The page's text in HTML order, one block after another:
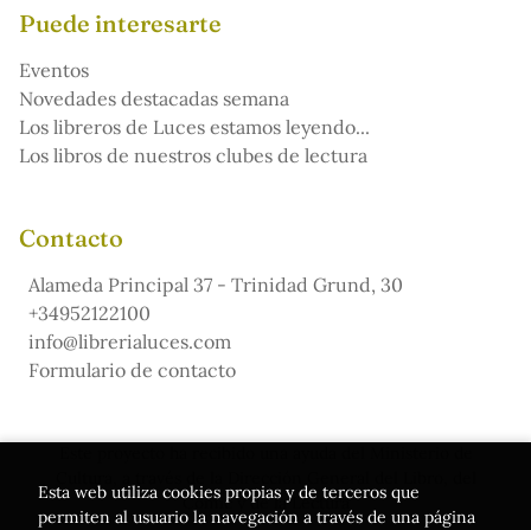
Puede interesarte
Eventos
Novedades destacadas semana
Los libreros de Luces estamos leyendo...
Los libros de nuestros clubes de lectura
Contacto
Alameda Principal 37 - Trinidad Grund, 30
+34952122100
info@librerialuces.com
Formulario de contacto
Cómic y de la Lectura
Esta web utiliza cookies propias y de terceros que
permiten al usuario la navegación a través de una página